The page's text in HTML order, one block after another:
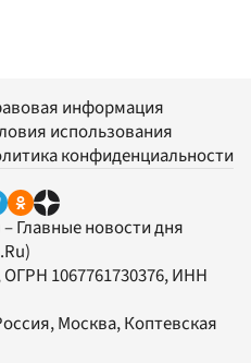
информация
использования
конфиденциальности
Главные новости дня
ОГРН 1067761730376, ИНН
Москва, Коптевская